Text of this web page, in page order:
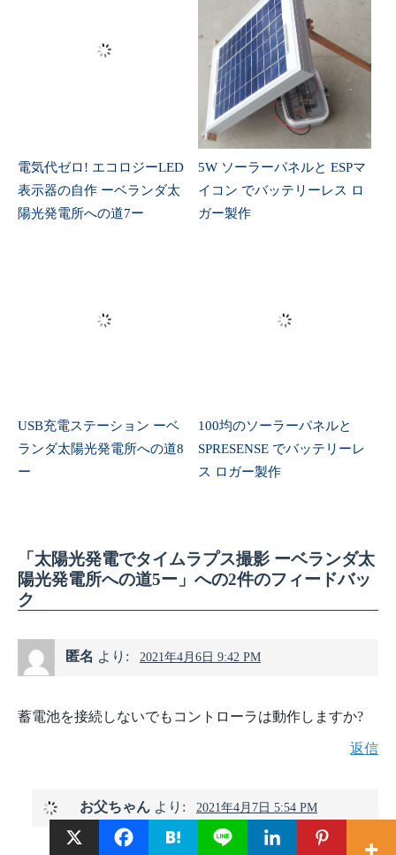
表示器の自作 ーベランダ太
陽光発電所への道7ー
5W ソーラーパネルと ESPマ
イコン でバッテリーレス ロ
ガー製作
USB充電ステーション ーベ
ランダ太陽光発電所への道8
100均のソーラーパネルと
ス ロガー製作
「太陽光発電でタイムラプス撮影 ーベランダ太
陽光発電所への道5ー」への2件のフィードバッ
ク
匿名
蓄電池を接続しないでもコントローラは動作しますか?
返信
お父ちゃん